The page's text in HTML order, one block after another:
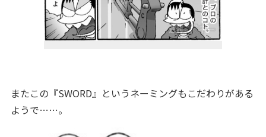
またこの『SWORD』というネーミングもこだわりがある
ようで……。